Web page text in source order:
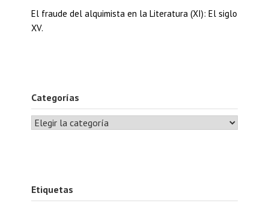
El fraude del alquimista en la Literatura (XI): El siglo
XV.
Categorías
Etiquetas